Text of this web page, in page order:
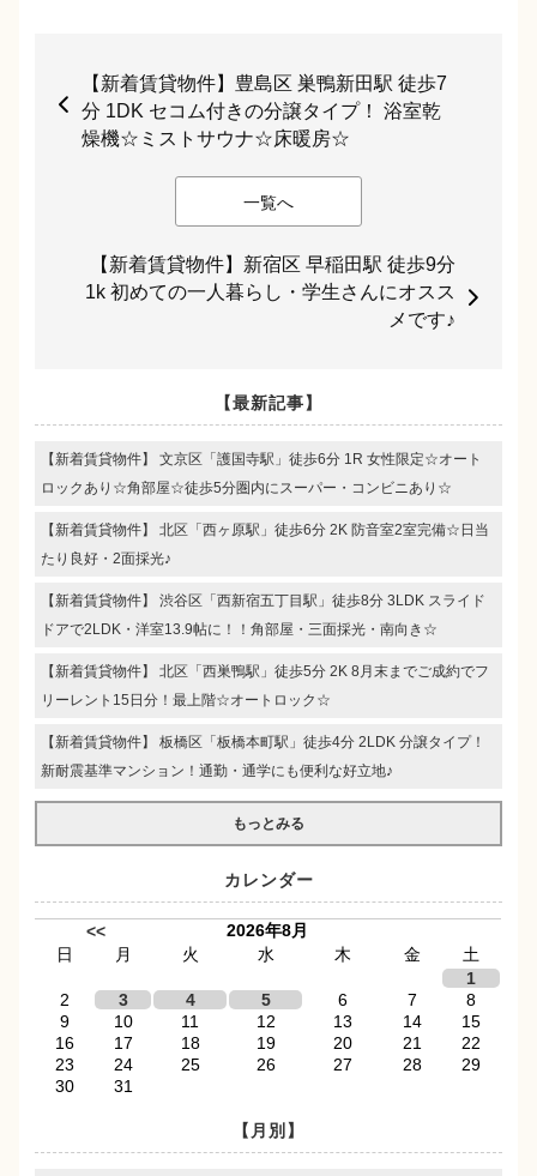
【新着賃貸物件】豊島区 巣鴨新田駅 徒歩7
分 1DK セコム付きの分譲タイプ！ 浴室乾
燥機☆ミストサウナ☆床暖房☆
一覧へ
【新着賃貸物件】新宿区 早稲田駅 徒歩9分
1k 初めての一人暮らし・学生さんにオスス
メです♪
【最新記事】
【新着賃貸物件】 文京区「護国寺駅」徒歩6分 1R 女性限定☆オート
ロックあり☆角部屋☆徒歩5分圏内にスーパー・コンビニあり☆
【新着賃貸物件】 北区「西ヶ原駅」徒歩6分 2K 防音室2室完備☆日当
たり良好・2面採光♪
【新着賃貸物件】 渋谷区「西新宿五丁目駅」徒歩8分 3LDK スライド
ドアで2LDK・洋室13.9帖に！！角部屋・三面採光・南向き☆
【新着賃貸物件】 北区「西巣鴨駅」徒歩5分 2K 8月末までご成約でフ
リーレント15日分！最上階☆オートロック☆
【新着賃貸物件】 板橋区「板橋本町駅」徒歩4分 2LDK 分譲タイプ！
新耐震基準マンション！通勤・通学にも便利な好立地♪
もっとみる
カレンダー
<<
2026年8月
日
月 火 水 木 金
土
1
2
3 4 5 6 7
8
9
10 11 12 13 14
15
16
17 18 19 20 21
22
23
24 25 26 27 28
29
30
31
【月別】